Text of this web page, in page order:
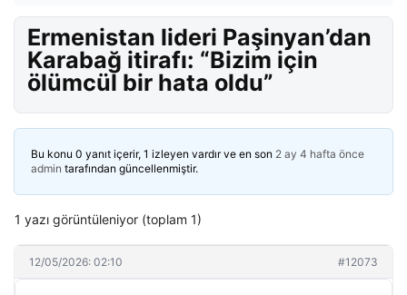
Ermenistan lideri Paşinyan’dan
Karabağ itirafı: “Bizim için
ölümcül bir hata oldu”
Bu konu 0 yanıt içerir, 1 izleyen vardır ve en son 2 ay 4 hafta önce
admin tarafından güncellenmiştir.
1 yazı görüntüleniyor (toplam 1)
12/05/2026: 02:10 #12073